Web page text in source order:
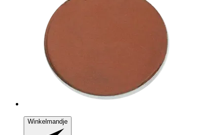
Winkelmandje